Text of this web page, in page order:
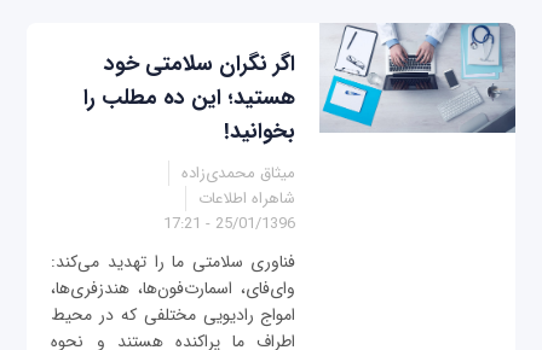
اگر نگران سلامتی خود
هستید؛ این ده مطلب را
بخوانید!
میثاق محمدی‌زاده
شاهراه اطلاعات
25/01/1396 - 17:21
فناوری سلامتی ما را تهدید می‌کند:
وای‌فای، اسمارت‌فون‌ها، هندزفری‌ها،
امواج رادیویی مختلفی که در محیط
اطراف ما پراکنده هستند و نحوه